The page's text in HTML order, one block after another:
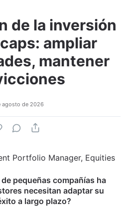
de la inversión
ampliar
mantener
agosto de 2026
Portfolio Manager, Equities
pequeñas compañías ha
necesitan adaptar su
a largo plazo?